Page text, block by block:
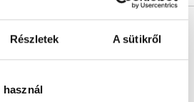
Részletek A sütikről
használ
szakorvos
8 értékelés
MED Egészségközpont
V. kerület, Vécsey utca 3. 1/1